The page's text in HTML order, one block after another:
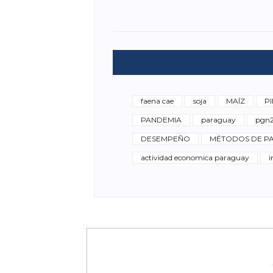
faena cae soja MAÍZ
PANDEMIA paraguay
DESEMPEÑO MÉTODOS DE
actividad economica paraguay